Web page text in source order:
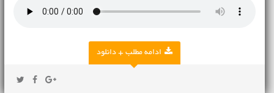
ادامه مطلب + دانلود